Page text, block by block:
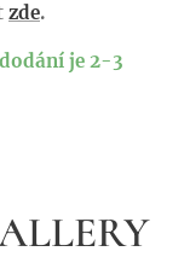
zde.
je 2-3